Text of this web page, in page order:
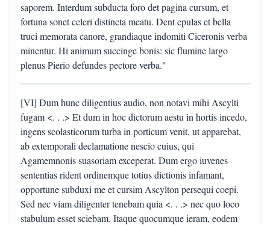
saporem. Interdum subducta foro det pagina cursum, et
fortuna sonet celeri distincta meatu. Dent epulas et bella
truci memorata canore, grandiaque indomiti Ciceronis verba
minentur. Hi animum succinge bonis: sic flumine largo
plenus Pierio defundes pectore verba."
[VI] Dum hunc diligentius audio, non notavi mihi Ascylti
fugam <. . .> Et dum in hoc dictorum aestu in hortis incedo,
ingens scolasticorum turba in porticum venit, ut apparebat,
ab extemporali declamatione nescio cuius, qui
Agamemnonis suasoriam exceperat. Dum ergo iuvenes
sententias rident ordinemque totius dictionis infamant,
opportune subduxi me et cursim Ascylton persequi coepi.
Sed nec viam diligenter tenebam quia <. . .> nec quo loco
stabulum esset sciebam. Itaque quocumque ieram, eodem